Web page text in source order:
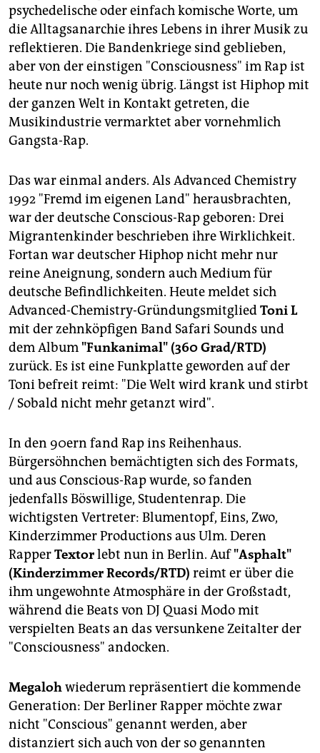
psychedelische oder einfach komische Worte, um
die Alltagsanarchie ihres Lebens in ihrer Musik zu
reflektieren. Die Bandenkriege sind geblieben,
aber von der einstigen "Consciousness" im Rap ist
heute nur noch wenig übrig. Längst ist Hiphop mit
der ganzen Welt in Kontakt getreten, die
Musikindustrie vermarktet aber vornehmlich
Gangsta-Rap.
Das war einmal anders. Als Advanced Chemistry
1992 "Fremd im eigenen Land" herausbrachten,
war der deutsche Conscious-Rap geboren: Drei
Migrantenkinder beschrieben ihre Wirklichkeit.
Fortan war deutscher Hiphop nicht mehr nur
reine Aneignung, sondern auch Medium für
deutsche Befindlichkeiten. Heute meldet sich
Advanced-Chemistry-GründungsmitgliedToni L
mit der zehnköpfigen Band Safari Sounds und
dem Album"Funkanimal" (360 Grad/RTD)
zurück. Es ist eine Funkplatte geworden auf der
Toni befreit reimt: "Die Welt wird krank und stirbt
/ Sobald nicht mehr getanzt wird".
In den 90ern fand Rap ins Reihenhaus.
Bürgersöhnchen bemächtigten sich des Formats,
und aus Conscious-Rap wurde, so fanden
jedenfalls Böswillige, Studentenrap. Die
wichtigsten Vertreter: Blumentopf, Eins, Zwo,
Kinderzimmer Productions aus Ulm. Deren
RapperTextorlebt nun in Berlin. Auf"Asphalt"
(Kinderzimmer Records/RTD) reimt er über die
ihm ungewohnte Atmosphäre in der Großstadt,
während die Beats von DJ Quasi Modo mit
verspielten Beats an das versunkene Zeitalter der
"Consciousness" andocken.
Megalohwiederum repräsentiert die kommende
Generation: Der Berliner Rapper möchte zwar
nicht "Conscious" genannt werden, aber
distanziert sich auch von der so genannten